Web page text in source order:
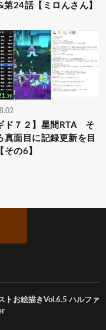
第24話【ミロんさん】
ド７２】星間RTA そ
真面目に記録更新を目
その6】
トお絵描きVol.6.5 ハルファ